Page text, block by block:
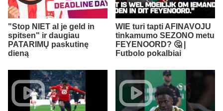
"Stop NIET al je geld in
spitsen" ir daugiau
PATARIMŲ paskutinę
dieną
WIE turi tapti AFINAVOJU
tinkamumo SEZONO metu
FEYENOORD? 🤔 |
Futbolo pokalbiai